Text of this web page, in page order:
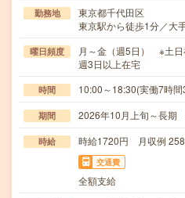
勤務地
東京都千代田区
東京駅から徒歩1分／大
曜日頻度
月～金（週5日） ※土
週3日以上在宅
時間 10:00～18:30(実働7時
期間 2026年10月上旬～長期
時給 時給1720円 月収例
交通費
全額支給